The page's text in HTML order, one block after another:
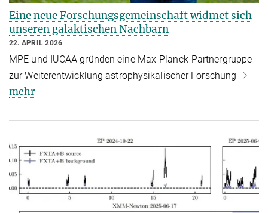
Eine neue Forschungsgemeinschaft widmet sich
unseren galaktischen Nachbarn
22. APRIL 2026
MPE und IUCAA gründen eine Max-Planck-Partnergruppe
zur Weiterentwicklung astrophysikalischer Forschung
mehr